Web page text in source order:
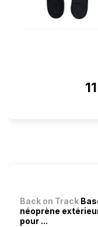
Back on Track
néoprène
pour ...